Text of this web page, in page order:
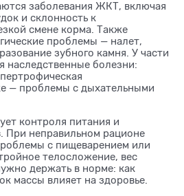
заболевания ЖКТ, включая
и склонность к
смене корма. Также
проблемы — налет,
зубного камня. У части
наследственные болезни:
— проблемы с дыхательными
контроля питания и
При неправильном рационе
с пищеварением или
телосложение, вес
держать в норме: как
массы влияет на здоровье.